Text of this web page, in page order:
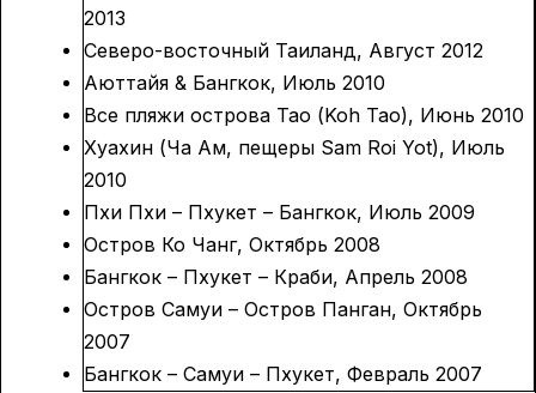
2013
Северо-восточный Таиланд, Август 2012
Аюттайя & Бангкок, Июль 2010
Все пляжи острова Тао (Koh Tao), Июнь 2010
Хуахин (Ча Ам, пещеры Sam Roi Yot), Июль
2010
Пхи Пхи – Пхукет – Бангкок, Июль 2009
Остров Ко Чанг, Октябрь 2008
Бангкок – Пхукет – Краби, Апрель 2008
Остров Самуи – Остров Панган, Октябрь
2007
Бангкок – Самуи – Пхукет, Февраль 2007